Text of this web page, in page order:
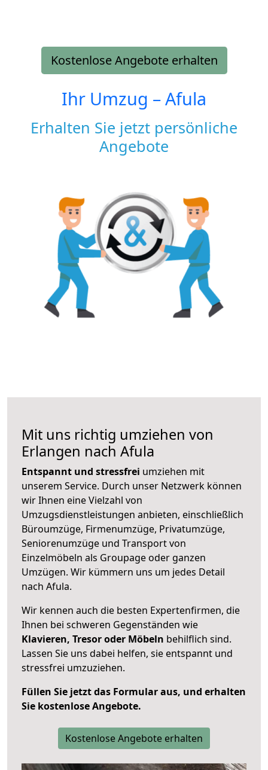
Kostenlose Angebote erhalten
Ihr Umzug –Afula
Erhalten Sie jetzt persönliche
Angebote
Mit uns richtig umziehen von
Erlangen nach Afula
Entspannt und stressfrei umziehen mit
unserem Service. Durch unser Netzwerk können
wir Ihnen eine Vielzahl von
Umzugsdienstleistungen anbieten, einschließlich
Büroumzüge, Firmenumzüge, Privatumzüge,
Seniorenumzüge und Transport von
Einzelmöbeln als Groupage oder ganzen
Umzügen. Wir kümmern uns um jedes Detail
nach Afula.
Wir kennen auch die besten Expertenfirmen, die
Ihnen bei schweren Gegenständen wie
Klavieren, Tresor oder Möbeln behilflich sind.
Lassen Sie uns dabei helfen, sie entspannt und
stressfrei umzuziehen.
Füllen Sie jetzt das Formular aus, und erhalten
Sie kostenlose Angebote.
Kostenlose Angebote erhalten